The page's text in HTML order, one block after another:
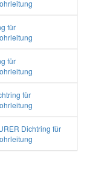
für
für
für
Dichtring für